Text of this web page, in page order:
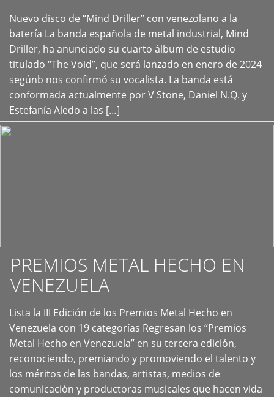
Nuevo disco de “Mind Driller” con venezolano a la
batería La banda española de metal industrial, Mind
Driller, ha anunciado su cuarto álbum de estudio
titulado “The Void”, que será lanzado en enero de 2024
segúnb nos confirmó su vocalista. La banda está
conformada actualmente por V Stone, Daniel N.Q. y
Estefanía Aledo a las […]
+
PREMIOS METAL HECHO EN
VENEZUELA
Lista la III Edición de los Premios Metal Hecho en
Venezuela con 19 categorías Regresan los “Premios
Metal Hecho en Venezuela” en su tercera edición,
reconociendo, premiando y promoviendo el talento y
los méritos de las bandas, artistas, medios de
comunicación y productoras musicales que hacen vida
+